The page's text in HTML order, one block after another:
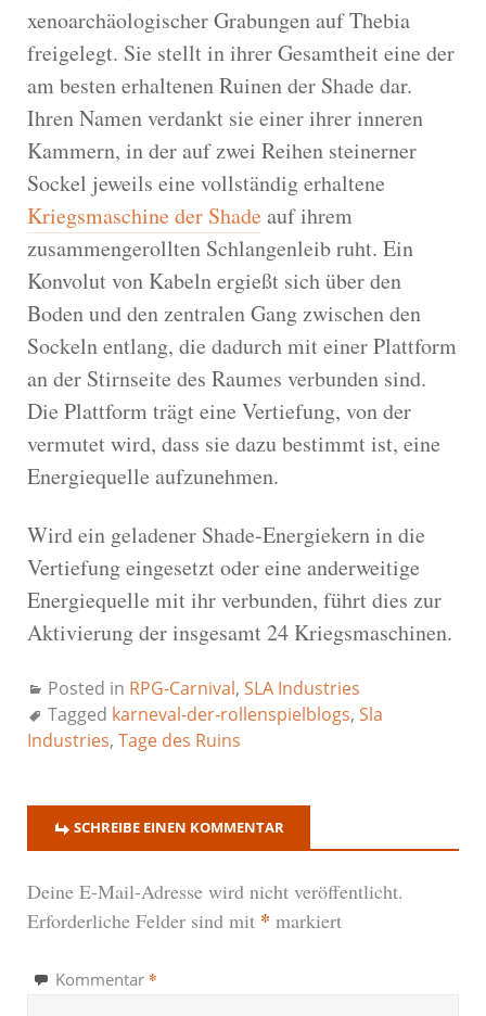
xenoarchäologischer Grabungen auf Thebia
freigelegt. Sie stellt in ihrer Gesamtheit eine der
am besten erhaltenen Ruinen der Shade dar.
Ihren Namen verdankt sie einer ihrer inneren
Kammern, in der auf zwei Reihen steinerner
Sockel jeweils eine vollständig erhaltene
Kriegsmaschine der Shadeauf ihrem
zusammengerollten Schlangenleib ruht. Ein
Konvolut von Kabeln ergießt sich über den
Boden und den zentralen Gang zwischen den
Sockeln entlang, die dadurch mit einer Plattform
an der Stirnseite des Raumes verbunden sind.
Die Plattform trägt eine Vertiefung, von der
vermutet wird, dass sie dazu bestimmt ist, eine
Energiequelle aufzunehmen.
Wird ein geladener Shade-Energiekern in die
Vertiefung eingesetzt oder eine anderweitige
Energiequelle mit ihr verbunden, führt dies zur
Aktivierung der insgesamt 24 Kriegsmaschinen.
Posted in RPG-Carnival, SLA Industries
Tagged karneval-der-rollenspielblogs, Sla
Industries, Tage des Ruins
SCHREIBE EINEN KOMMENTAR
Deine E-Mail-Adresse wird nicht veröffentlicht.
Erforderliche Felder sind mit * markiert
Kommentar *